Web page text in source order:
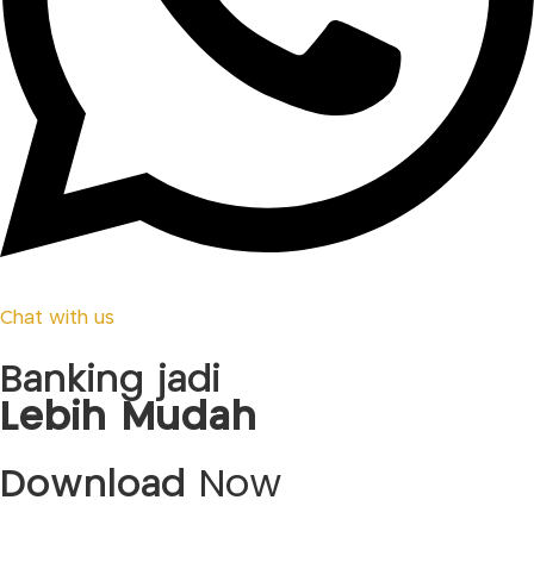
Chat with us
Banking jadi
Lebih Mudah
Download
Now